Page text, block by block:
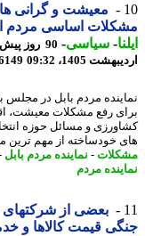
معیشت و گرانی ها از
اساسی مردم
-سیاسی-
1405، 09:32
مردم بابل در مجلس با
رفع مشکلات معیشت،
و مسائل حوزه
خودساخته از مهم ترین
-نماینده مردم بابل -
مردم
بعضی از شرکتهای
قیمت کالاها و خدمات